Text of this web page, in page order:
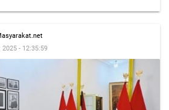
2025 - 12:35:59